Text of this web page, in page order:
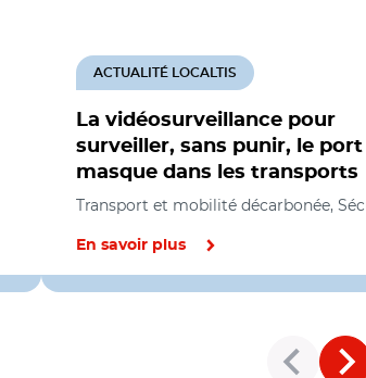
La vidéosurveillance pour
surveiller, sans punir, le port
masque dans les transports
ACTUALITÉ LOCALTIS
Transport et mobilité décarbonée,
En savoir plus